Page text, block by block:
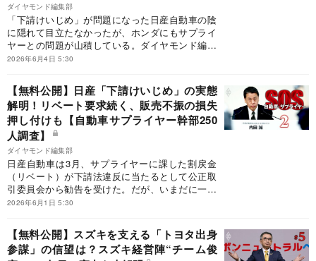
ダイヤモンド編集部
「下請けいじめ」が問題になった日産自動車の陰
に隠れて目立たなかったが、ホンダにもサプライ
ヤーとの問題が山積している。ダイヤモンド編集
部の自動車メーカー取引先アンケートで、ホンダ
や、海外での部品調達で原価低減の圧力をいまだ
強くかけていることが明らかになった。ホンダの
サプライヤー政策の問題点に迫る。
2026年6月4日 5:30
【無料公開】日産「下請けいじめ」の実態
解明！リベート要求続く、販売不振の損失
押し付けも【自動車サプライヤー幹部250
人調査】
ダイヤモンド編集部
日産自動車は3月、サプライヤーに課した割戻金
（リベート）が下請法違反に当たるとして公正取
引委員会から勧告を受けた。だが、いまだに一部
社員がリベートを要求していることがダイヤモン
利益を圧迫されてきた部品メーカーが、日産から
の見積もり依頼を拒むケースが発生しており、ク
ルマの開発にも支障を来しかねない状況だ。サプ
2026年6月1日 5:30
【無料公開】スズキを支える「トヨタ出身
参謀」の信望は？スズキ経営陣“チーム俊